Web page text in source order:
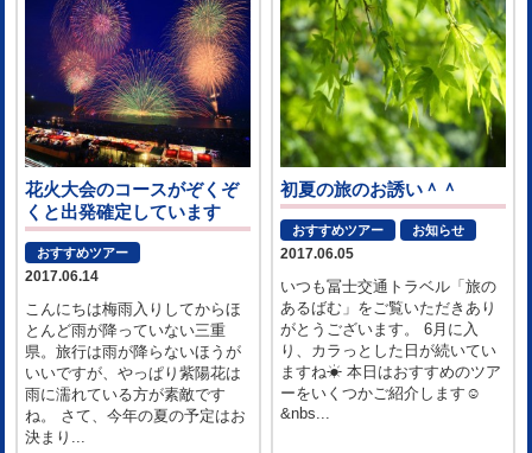
花火大会のコースがぞくぞ
くと出発確定しています
おすすめツアー
2017.06.14
こんにちは梅雨入りしてからほ
とんど雨が降っていない三重
県。旅行は雨が降らないほうが
いいですが、やっぱり紫陽花は
雨に濡れている方が素敵です
ね。 さて、今年の夏の予定はお
決まり...
初夏の旅のお誘い＾＾
おすすめツアー お知らせ
2017.06.05
いつも冨士交通トラベル「旅の
あるばむ」をご覧いただきあり
がとうございます。 6月に入
り、カラっとした日が続いてい
ますね☀ 本日はおすすめのツア
ーをいくつかご紹介します☺
&nbs...